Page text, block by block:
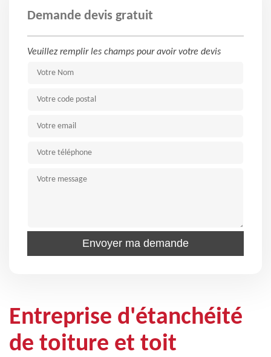
Demande devis gratuit
Veuillez remplir les champs pour avoir votre devis
Entreprise d'étanchéité
de toiture et toit